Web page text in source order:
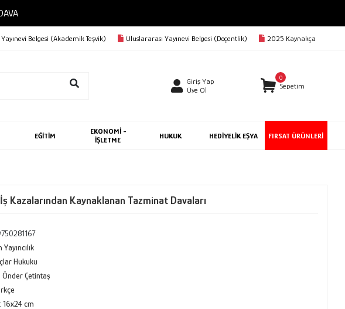
Belgesi (Akademik Teşvik) Uluslararası Yayınevi Belgesi (Doçentlik) 2025 Kaynakça
Giriş Yap
Üye Ol
0
Sepetim
EĞİTİM
EKONOMİ -
İŞLETME
HUKUK HEDİYELİK EŞYA FIRSAT ÜRÜNLERİ
Kazalarından Kaynaklanan Tazminat Davaları
Hukuku
Önder Çetintaş
16x24 cm